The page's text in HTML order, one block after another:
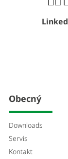
Obecný
Downloads
Servis
Kontakt